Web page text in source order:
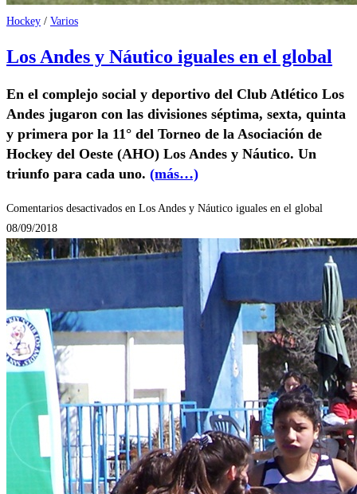
Hockey / Varios
Los Andes y Náutico iguales en el global
En el complejo social y deportivo del Club Atlético Los
Andes jugaron con las divisiones séptima, sexta, quinta
y primera por la 11° del Torneo de la Asociación de
Hockey del Oeste (AHO) Los Andes y Náutico. Un
triunfo para cada uno. (más…)
Comentarios desactivados en Los Andes y Náutico iguales en el global
08/09/2018